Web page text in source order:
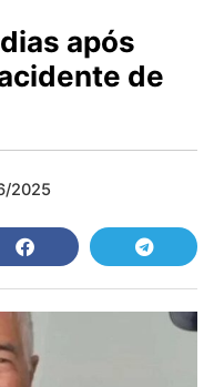
após
de
2025